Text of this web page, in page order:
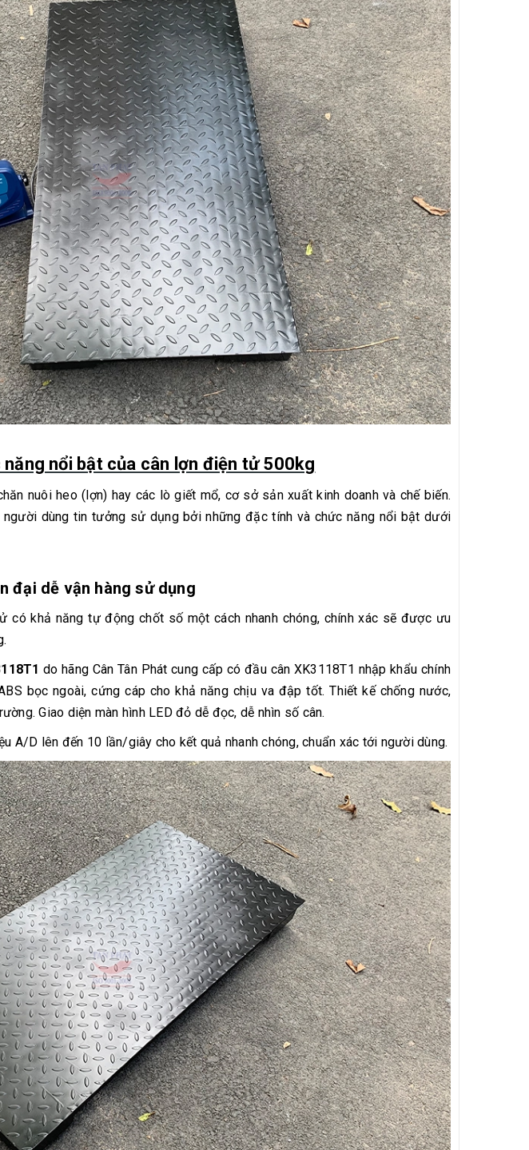
nổi bật của cân lợn điện tử 500kg
nuôi heo (lợn) hay các lò giết mổ, cơ sở sản xuất kinh doanh và chế biến.
dùng tin tưởng sử dụng bởi những đặc tính và chức năng nổi bật dưới
đại dễ vận hàng sử dụng
có khả năng tự động chốt số một cách nhanh chóng, chính xác sẽ được ưu
do hãng Cân Tân Phát cung cấp có đầu cân XK3118T1 nhập khẩu chính
bọc ngoài, cứng cáp cho khả năng chịu va đập tốt. Thiết kế chống nước,
Giao diện màn hình LED đỏ dễ đọc, dễ nhìn số cân.
A/D lên đến 10 lần/giây cho kết quả nhanh chóng, chuẩn xác tới người dùng.